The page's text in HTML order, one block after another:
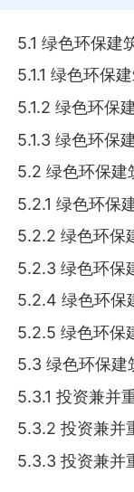
5.1 绿色环保建
5.1.1 绿色环保
5.1.2 绿色环保
5.1.3 绿色环保
5.2 绿色环保建
5.2.1 绿色环保
5.2.2 绿色环保
5.2.3 绿色环保
5.2.4 绿色环保
5.2.5 绿色环保
5.3 绿色环保建
5.3.1 投资兼并
5.3.2 投资兼并
5.3.3 投资兼并